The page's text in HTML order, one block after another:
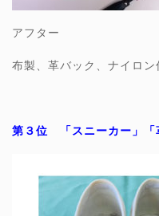
アフター
布製、革バック、ナイロン
第３位 「スニーカー」「